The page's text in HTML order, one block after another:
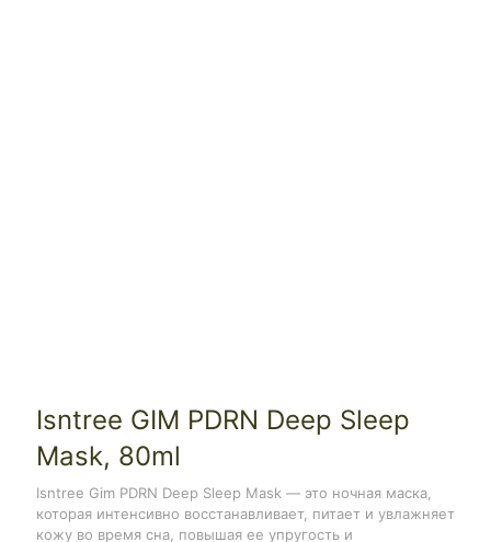
Isntree GIM PDRN Deep Sleep
Mask, 80ml
Isntree Gim PDRN Deep Sleep Mask — это ночная маска,
которая интенсивно восстанавливает, питает и увлажняет
кожу во время сна, повышая ее упругость и